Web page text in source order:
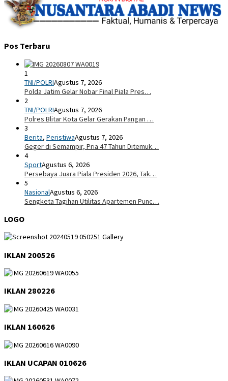
Pos Terbaru
1
TNI/POLRIAgustus 7, 2026
Polda Jatim Gelar Nobar Final Piala Pres…
2
TNI/POLRIAgustus 7, 2026
Polres Blitar Kota Gelar Gerakan Pangan …
3
Berita, PeristiwaAgustus 7, 2026
Geger di Semampir, Pria 47 Tahun Ditemuk…
4
SportAgustus 6, 2026
Persebaya Juara Piala Presiden 2026, Tak…
5
NasionalAgustus 6, 2026
Sengketa Tagihan Utilitas Apartemen Punc…
LOGO
IKLAN 200526
IKLAN 280226
IKLAN 160626
IKLAN UCAPAN 010626